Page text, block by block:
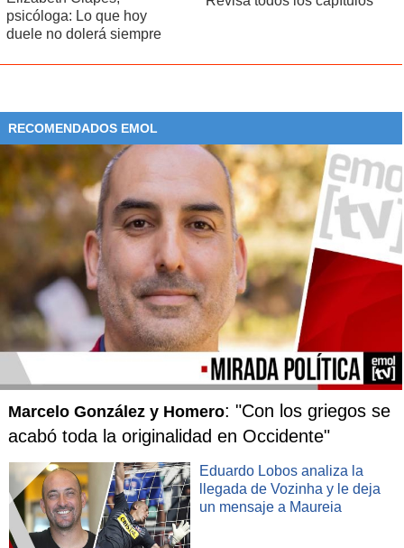
psicóloga: Lo que hoy
duele no dolerá siempre
RECOMENDADOS EMOL
Marcelo González y Homero: "Con los griegos se
acabó toda la originalidad en Occidente"
Eduardo Lobos analiza la
llegada de Vozinha y le deja
un mensaje a Maureia